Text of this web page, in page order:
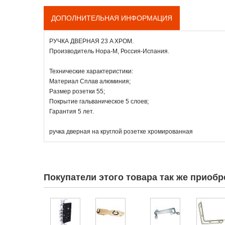
ДОПОЛНИТЕЛЬНАЯ ИНФОРМАЦИЯ
РУЧКА ДВЕРНАЯ 23 A ХРОМ.
Производитель Нора-М, Россия-Испания.
Технические характеристики:
Материал Сплав алюминия;
Размер розетки 55;
Покрытие гальваническое 5 слоев;
Гарантия 5 лет.
ручка дверная на круглой розетке хромированная
Покупатели этого товара так же